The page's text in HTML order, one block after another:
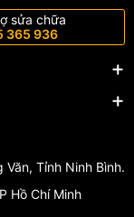
Với Tủ
với trung tâm
sửa chữa
365 936
Tỉnh Ninh Bình.
Hồ Chí Minh